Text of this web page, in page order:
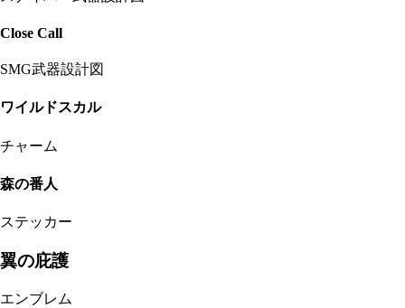
Close Call
SMG武器設計図
ワイルドスカル
チャーム
森の番人
ステッカー
翼の庇護
エンブレム